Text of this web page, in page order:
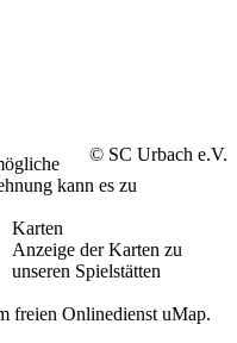
© SC Urbach e.V.
kann es zu
Karten
Anzeige der Karten zu
unseren Spielstätten
freien Onlinedienst uMap.